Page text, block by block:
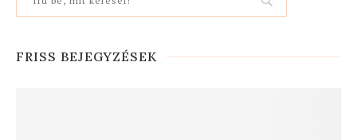
FRISS BEJEGYZÉSEK